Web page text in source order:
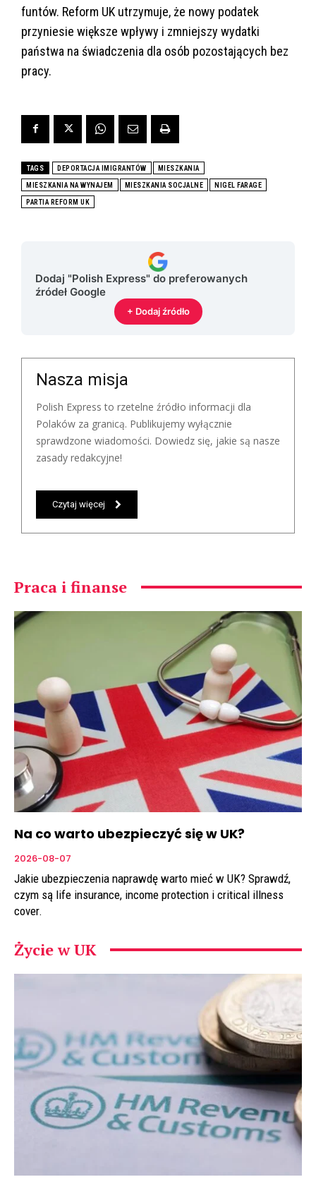
funtów. Reform UK utrzymuje, że nowy podatek
przyniesie większe wpływy i zmniejszy wydatki
państwa na świadczenia dla osób pozostających bez
pracy.
TAGS DEPORTACJA IMIGRANTÓW MIESZKANIA
MIESZKANIA NA WYNAJEM MIESZKANIA SOCJALNE NIGEL FARAGE
PARTIA REFORM UK
Dodaj "Polish Express" do preferowanych
źródeł Google
+ Dodaj źródło
Nasza misja
Polish Express to rzetelne źródło informacji dla
Polaków za granicą. Publikujemy wyłącznie
sprawdzone wiadomości. Dowiedz się, jakie są nasze
zasady redakcyjne!
Czytaj więcej
Praca i finanse
Na co warto ubezpieczyć się w UK?
2026-08-07
Jakie ubezpieczenia naprawdę warto mieć w UK? Sprawdź,
czym są life insurance, income protection i critical illness
cover.
Życie w UK